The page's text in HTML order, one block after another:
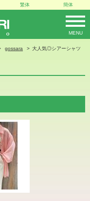
MENU
繁体 簡体
gossara 大人気◎シアーシャツ